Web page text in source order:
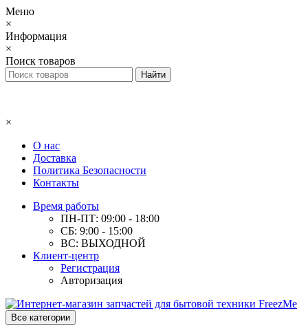
Меню
×
Информация
×
Поиск товаров
×
О нас
Доставка
Политика Безопасности
Контакты
Время работы
ПН-ПТ: 09:00 - 18:00
СБ: 9:00 - 15:00
ВС: ВЫХОДНОЙ
Клиент-центр
Регистрация
Авторизация
Все категории